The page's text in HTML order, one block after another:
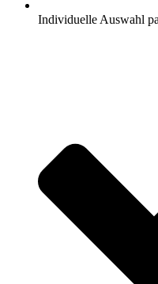
Individuelle Auswahl